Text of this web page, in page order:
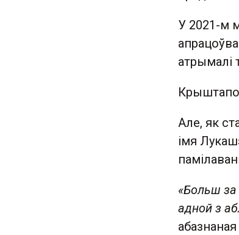
У 2021-м
атрымалі
Але, як
імя
«Больш за
адной з